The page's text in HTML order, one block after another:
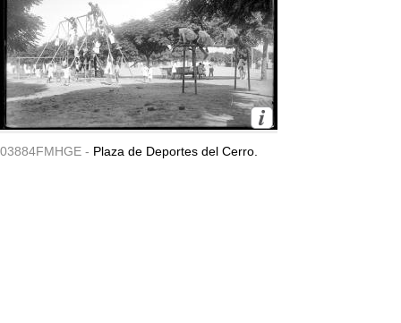
03884FMHGE - Plaza de Deportes del Cerro.